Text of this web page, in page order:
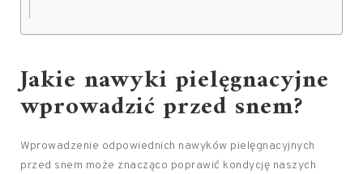
Jakie nawyki pielęgnacyjne
wprowadzić przed snem?
Wprowadzenie odpowiednich nawyków pielęgnacyjnych
przed snem może znacząco poprawić kondycję naszych